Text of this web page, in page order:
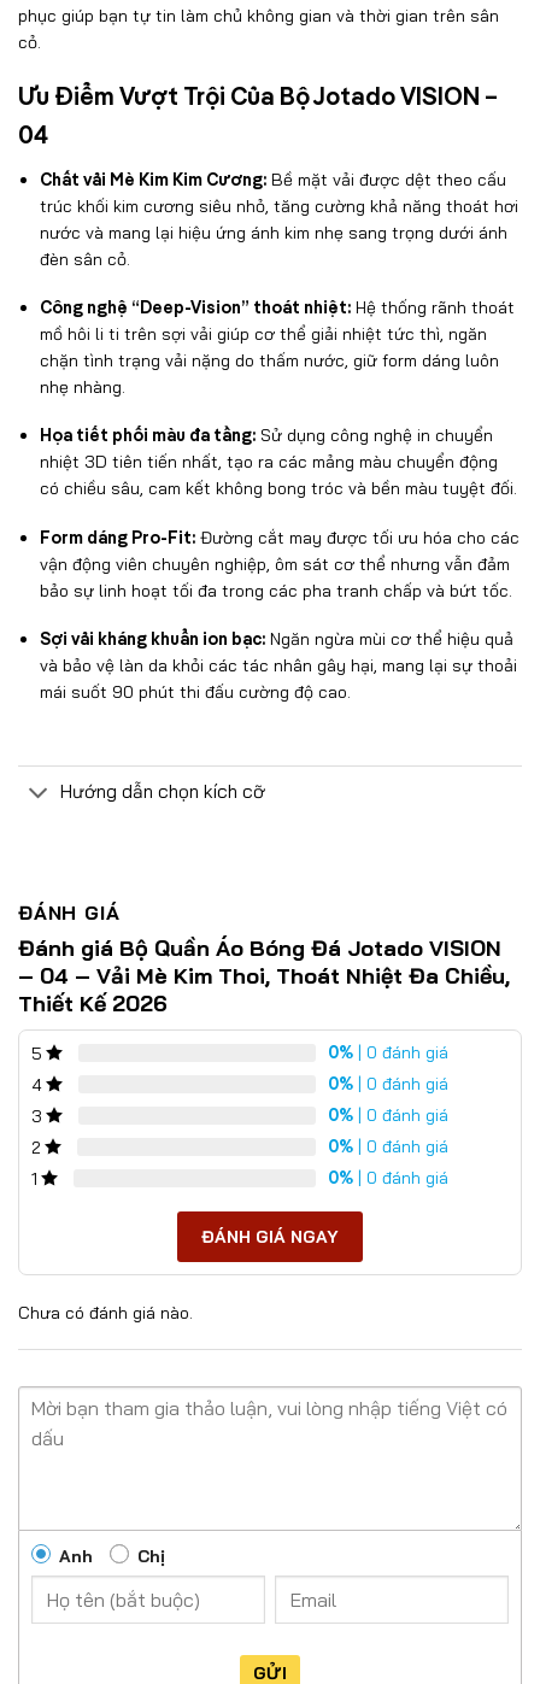
phục giúp bạn tự tin làm chủ không gian và thời gian trên sân
cỏ.
Ưu Điểm Vượt Trội Của Bộ Jotado VISION –
04
Chất vải Mè Kim Kim Cương: Bề mặt vải được dệt theo cấu
trúc khối kim cương siêu nhỏ, tăng cường khả năng thoát hơi
nước và mang lại hiệu ứng ánh kim nhẹ sang trọng dưới ánh
đèn sân cỏ.
Công nghệ “Deep-Vision” thoát nhiệt: Hệ thống rãnh thoát
mồ hôi li ti trên sợi vải giúp cơ thể giải nhiệt tức thì, ngăn
chặn tình trạng vải nặng do thấm nước, giữ form dáng luôn
nhẹ nhàng.
Họa tiết phối màu đa tầng: Sử dụng công nghệ in chuyển
nhiệt 3D tiên tiến nhất, tạo ra các mảng màu chuyển động
có chiều sâu, cam kết không bong tróc và bền màu tuyệt đối.
Form dáng Pro-Fit: Đường cắt may được tối ưu hóa cho các
vận động viên chuyên nghiệp, ôm sát cơ thể nhưng vẫn đảm
bảo sự linh hoạt tối đa trong các pha tranh chấp và bứt tốc.
Sợi vải kháng khuẩn ion bạc: Ngăn ngừa mùi cơ thể hiệu quả
và bảo vệ làn da khỏi các tác nhân gây hại, mang lại sự thoải
mái suốt 90 phút thi đấu cường độ cao.
Hướng dẫn chọn kích cỡ
ĐÁNH GIÁ
Đánh giá Bộ Quần Áo Bóng Đá Jotado VISION
– 04 – Vải Mè Kim Thoi, Thoát Nhiệt Đa Chiều,
Thiết Kế 2026
5 0% | 0 đánh giá
4
0% | 0 đánh giá
3
0% | 0 đánh giá
2
0% | 0 đánh giá
1
0% | 0 đánh giá
ĐÁNH GIÁ NGAY
Chưa có đánh giá nào.
Anh Chị
GỬI